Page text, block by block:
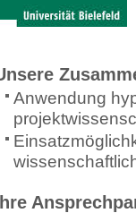
Anwendung